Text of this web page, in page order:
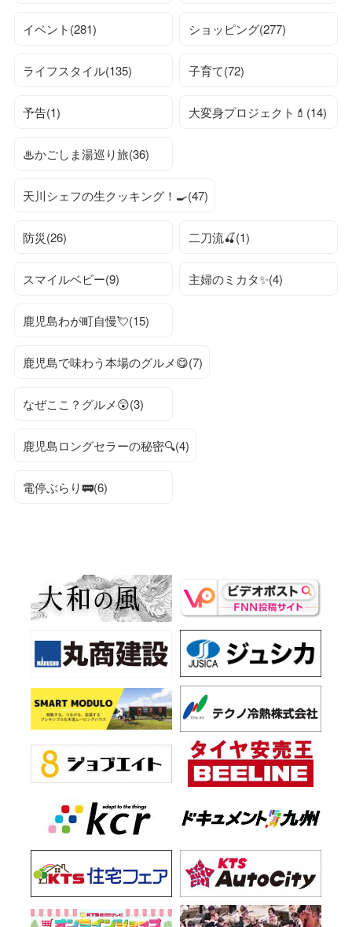
イベント(281) ショッピング(277)
ライフスタイル(135) 子育て(72)
予告(1) 大変身プロジェクト💄(14)
♨かごしま湯巡り旅(36)
天川シェフの生クッキング！🍳(47)
防災(26) 二刀流🍒(1)
スマイルベビー(9) 主婦のミカタ✨(4)
鹿児島わが町自慢💘(15)
鹿児島で味わう本場のグルメ😋(7)
なぜここ？グルメ😲(3)
鹿児島ロングセラーの秘密🔍(4)
電停ぶらり🚃(6)